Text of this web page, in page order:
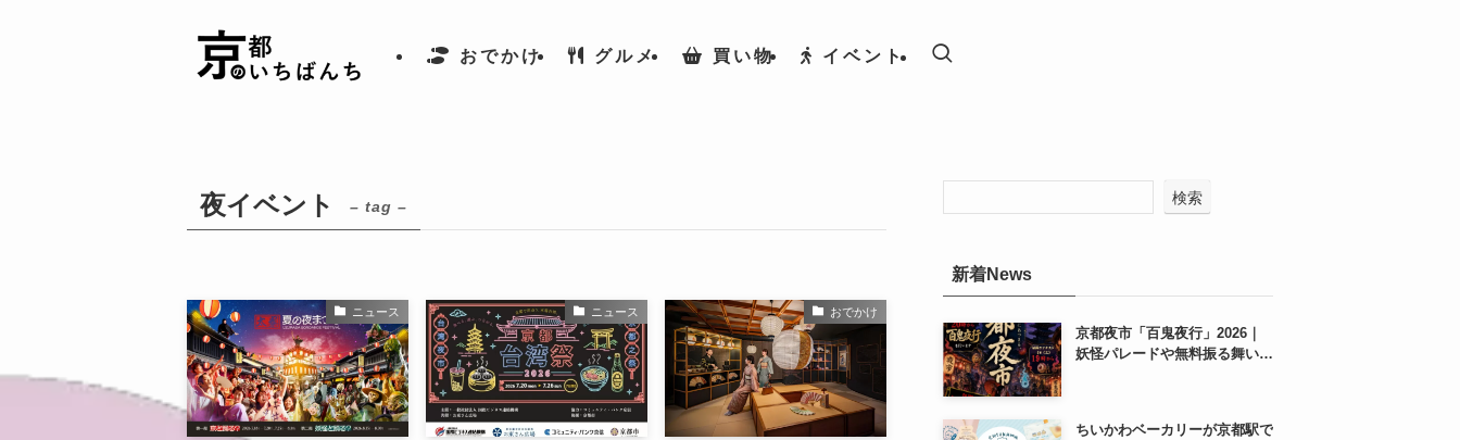
おでかけ グルメ 買い物 イベント
夜イベント – tag –
ニュース ニュース おでかけ
検索
新着News
京都夜市「百鬼夜行」2026｜
妖怪パレードや無料振る舞いを
ちいかわベーカリーが京都駅で